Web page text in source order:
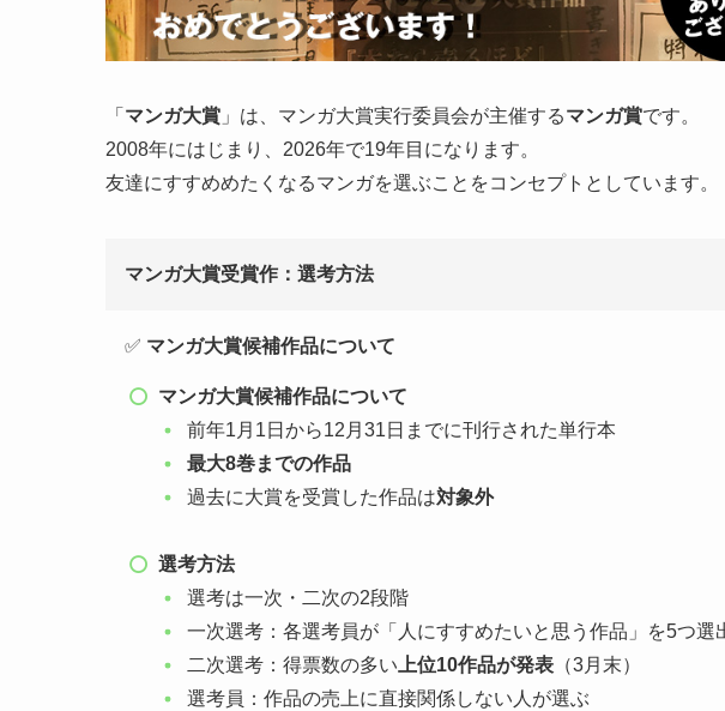
「 マンガ大賞 」は、マンガ大賞実行委員会が主催するマンガ賞です。
2008年にはじまり、2026年で19年目になります。
友達にすすめめたくなるマンガを選ぶことをコンセプトとしています。
マンガ大賞受賞作：選考方法
✅ マンガ大賞候補作品について
マンガ大賞候補作品について
前年1月1日から12月31日までに刊行された単行本
最大8巻までの作品
過去に大賞を受賞した作品は対象外
選考方法
選考は一次・二次の2段階
一次選考：各選考員が「人にすすめたいと思う作品」を5つ選
二次選考：得票数の多い 上位10作品が発表 （3月末）
選考員：作品の売上に直接関係しない人が選ぶ